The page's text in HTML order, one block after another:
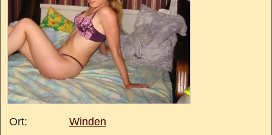
Ort:
Winden